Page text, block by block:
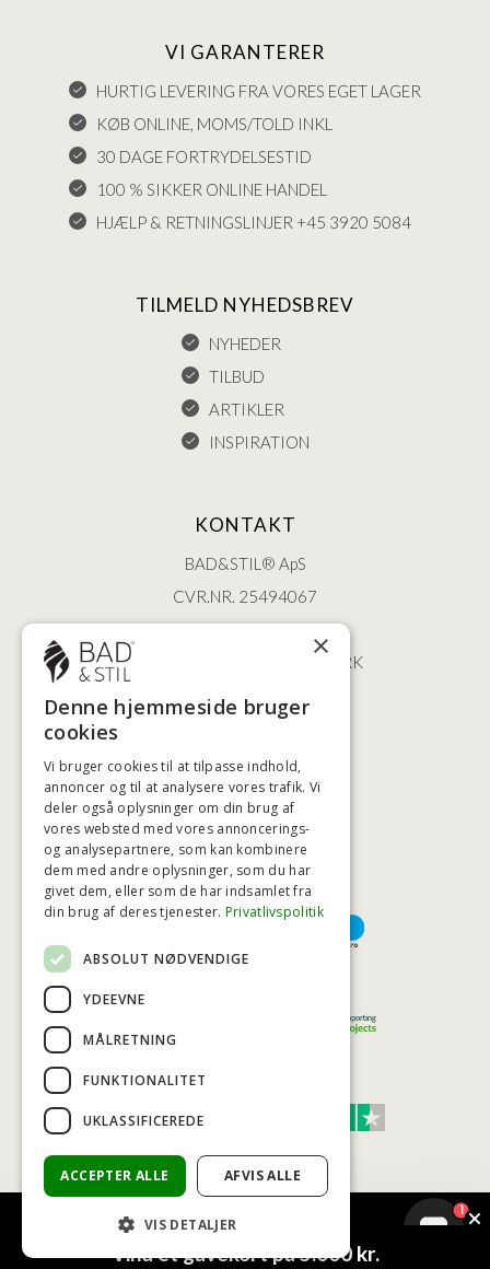
VI GARANTERER
HURTIG LEVERING FRA VORES EGET LAGER
KØB ONLINE, MOMS/TOLD INKL
30 DAGE FORTRYDELSESTID
100 % SIKKER ONLINE HANDEL
HJÆLP & RETNINGSLINJER +45 3920 5084
TILMELD NYHEDSBREV
NYHEDER
TILBUD
ARTIKLER
INSPIRATION
KONTAKT
BAD&STIL® ApS
CVR.NR. 25494067
ØSTERBROGADE 202
2100 KØBENHAVN • DANMARK
+45 3920 5084
HØJESTE KREDITVÆRDIGHED
BETALINGSMULIGHEDER
TRUST SCORE 4,7
© COPYRIGHT - BAD&STIL® ApS 2026
×
Denne hjemmeside bruger
cookies
Vi bruger cookies til at tilpasse indhold,
annoncer og til at analysere vores trafik. Vi
deler også oplysninger om din brug af
vores websted med vores annoncerings-
og analysepartnere, som kan kombinere
dem med andre oplysninger, som du har
givet dem, eller som de har indsamlet fra
din brug af deres tjenester. Privatlivspolitik
ABSOLUT NØDVENDIGE
YDEEVNE
MÅLRETNING
FUNKTIONALITET
UKLASSIFICEREDE
ACCEPTER ALLE AFVIS ALLE
VIS DETALJER
1
Vind et gavekort på 5.000 kr.